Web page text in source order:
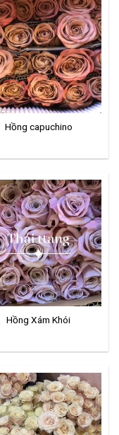
Hồng capuchino
Hồng Xám Khói